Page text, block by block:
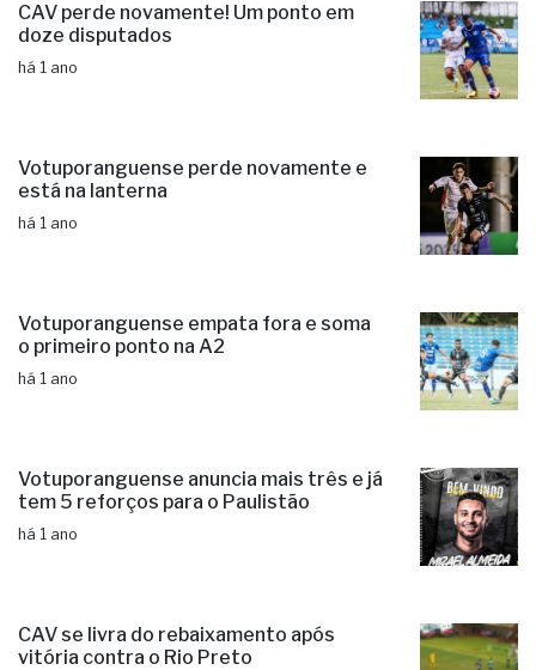
CAV perde novamente! Um ponto em
doze disputados
há 1 ano
Votuporanguense perde novamente e
está na lanterna
há 1 ano
Votuporanguense empata fora e soma
o primeiro ponto na A2
há 1 ano
Votuporanguense anuncia mais três e já
tem 5 reforços para o Paulistão
há 1 ano
CAV se livra do rebaixamento após
vitória contra o Rio Preto